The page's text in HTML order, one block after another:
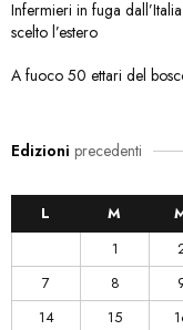
Infermieri in fuga
scelto l’estero
A fuoco 50 ettari del
Edizioni precedenti
L M
1
7
8
14
15